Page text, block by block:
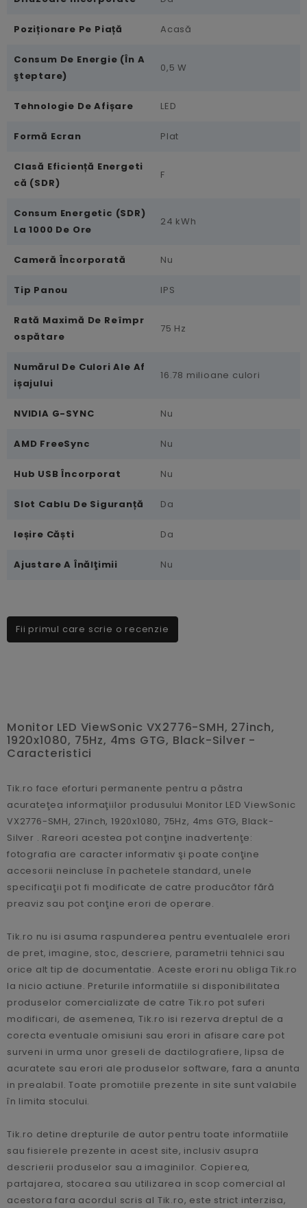
Poziționare Pe Piață Acasă
Consum De Energie (în A
Şteptare)
0,5 W
Tehnologie De Afișare LED
Formă Ecran Plat
Clasă Eficiență Energeti
Că (SDR)
F
Consum Energetic (SDR)
La 1000 De Ore
24 kWh
Cameră Încorporată Nu
Tip Panou IPS
Rată Maximă De Reîmpr
Ospătare
75 Hz
Numărul De Culori Ale Af
Ișajului
16.78 milioane culori
NVIDIA G-SYNC Nu
AMD FreeSync Nu
Hub USB Încorporat Nu
Slot Cablu De Siguranță Da
Ieșire Căști Da
Ajustare A Înălţimii Nu
Fii primul care scrie o recenzie
Monitor LED ViewSonic VX2776-SMH, 27inch,
1920x1080, 75Hz, 4ms GTG, Black-Silver -
Caracteristici
Tik.ro face eforturi permanente pentru a păstra
acurateţea informaţiilor produsului Monitor LED ViewSonic
VX2776-SMH, 27inch, 1920x1080, 75Hz, 4ms GTG, Black-
Silver . Rareori acestea pot conţine inadvertenţe:
fotografia are caracter informativ şi poate conţine
accesorii neincluse în pachetele standard, unele
specificaţii pot fi modificate de catre producător fără
preaviz sau pot conţine erori de operare.
Tik.ro nu isi asuma raspunderea pentru eventualele erori
de pret, imagine, stoc, descriere, parametrii tehnici sau
orice alt tip de documentatie. Aceste erori nu obliga Tik.ro
la nicio actiune. Preturile informatiile si disponibilitatea
produselor comercializate de catre Tik.ro pot suferi
modificari, de asemenea, Tik.ro isi rezerva dreptul de a
corecta eventuale omisiuni sau erori in afisare care pot
surveni in urma unor greseli de dactilografiere, lipsa de
acuratete sau erori ale produselor software, fara a anunta
in prealabil. Toate promotiile prezente in site sunt valabile
în limita stocului.
Tik.ro detine drepturile de autor pentru toate informatiile
sau fisierele prezente in acest site, inclusiv asupra
descrierii produselor sau a imaginilor. Copierea,
partajarea, stocarea sau utilizarea in scop comercial al
acestora fara acordul scris al Tik.ro, este strict interzisa,